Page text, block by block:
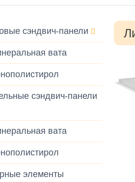
сэндвич-панели
вата
сэндвич-панели
вата
элементы